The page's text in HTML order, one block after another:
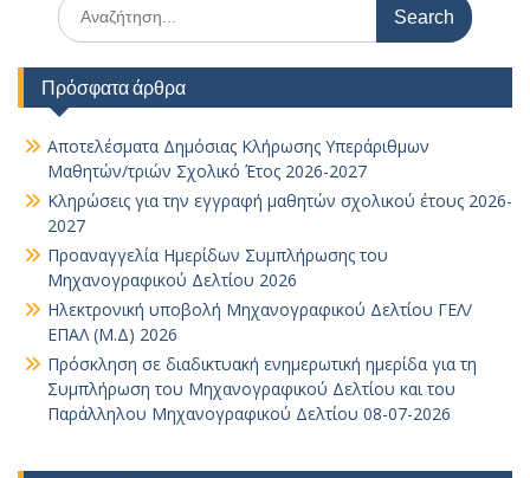
for:
Πρόσφατα άρθρα
Αποτελέσματα Δημόσιας Κλήρωσης Υπεράριθμων
Μαθητών/τριών Σχολικό Έτος 2026-2027
Κληρώσεις για την εγγραφή μαθητών σχολικού έτους 2026-
2027
Προαναγγελία Ημερίδων Συμπλήρωσης του
Μηχανογραφικού Δελτίου 2026
Ηλεκτρονική υποβολή Μηχανογραφικού Δελτίου ΓΕΛ/
ΕΠΑΛ (Μ.Δ) 2026
Πρόσκληση σε διαδικτυακή ενημερωτική ημερίδα για τη
Συμπλήρωση του Μηχανογραφικού Δελτίου και του
Παράλληλου Μηχανογραφικού Δελτίου 08-07-2026